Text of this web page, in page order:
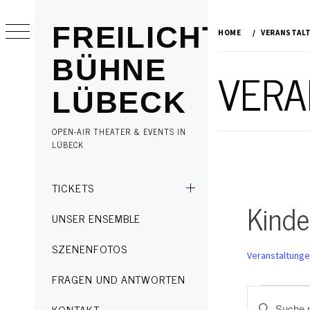
FREILICHT
BÜHNE
LÜBECK
OPEN-AIR THEATER & EVENTS IN
LÜBECK
MenuTICKETS
UNSER ENSEMBLE
SZENENFOTOS
FRAGEN UND ANTWORTEN
to
content
HOME
Geben